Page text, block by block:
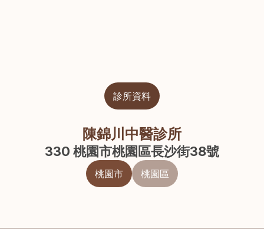
診所資料
陳錦川中醫診所
330 桃園市桃園區長沙街38號
桃園市 桃園區